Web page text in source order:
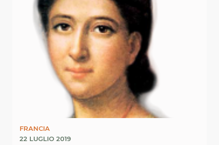
FRANCIA
22 LUGLIO 2019